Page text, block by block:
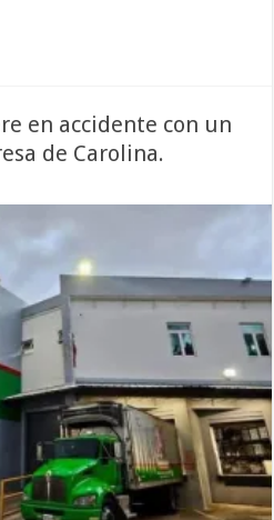
en accidente con un
de Carolina.